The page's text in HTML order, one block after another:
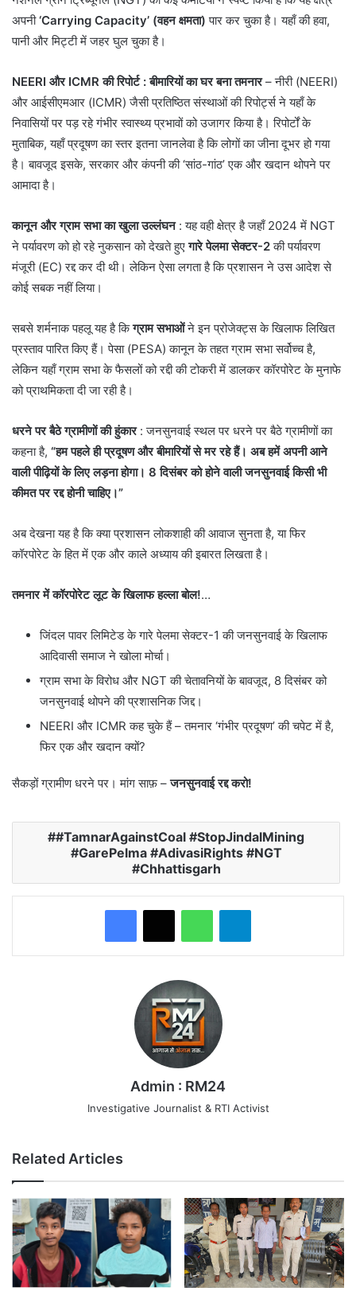
अपनी‘Carrying Capacity’ (वहन क्षमता) पार कर चुका है। यहाँ की हवा,
पानी और मिट्टी में जहर घुल चुका है।
NEERI और ICMR की रिपोर्ट : बीमारियों का घर बना तमनार– नीरी (NEERI)
और आईसीएमआर (ICMR) जैसी प्रतिष्ठित संस्थाओं की रिपोर्ट्स ने यहाँ के
निवासियों पर पड़ रहे गंभीर स्वास्थ्य प्रभावों को उजागर किया है। रिपोर्टों के
मुताबिक, यहाँ प्रदूषण का स्तर इतना जानलेवा है कि लोगों का जीना दूभर हो गया
है। बावजूद इसके, सरकार और कंपनी की ‘सांठ-गांठ’ एक और खदान थोपने पर
आमादा है।
कानून और ग्राम सभा का खुला उल्लंघन: यह वही क्षेत्र है जहाँ 2024 में NGT
ने पर्यावरण को हो रहे नुकसान को देखते हुएगारे पेलमा सेक्टर-2की पर्यावरण
मंजूरी (EC) रद्द कर दी थी। लेकिन ऐसा लगता है कि प्रशासन ने उस आदेश से
कोई सबक नहीं लिया।
​सबसे शर्मनाक पहलू यह है किग्राम सभाओंने इन प्रोजेक्ट्स के खिलाफ लिखित
प्रस्ताव पारित किए हैं। पेसा (PESA) कानून के तहत ग्राम सभा सर्वोच्च है,
लेकिन यहाँ ग्राम सभा के फैसलों को रद्दी की टोकरी में डालकर कॉरपोरेट के मुनाफे
को प्राथमिकता दी जा रही है।
धरने पर बैठे ग्रामीणों की हुंकार: जनसुनवाई स्थल पर धरने पर बैठे ग्रामीणों का
कहना है, “हम पहले ही प्रदूषण और बीमारियों से मर रहे हैं। अब हमें अपनी आने
वाली पीढ़ियों के लिए लड़ना होगा। 8 दिसंबर को होने वाली जनसुनवाई किसी भी
कीमत पर रद्द होनी चाहिए।”
​अब देखना यह है कि क्या प्रशासन लोकशाही की आवाज सुनता है, या फिर
कॉरपोरेट के हित में एक और काले अध्याय की इबारत लिखता है।
तमनार में कॉरपोरेट लूट के खिलाफ हल्ला बोल!…
​जिंदल पावर लिमिटेड के गारे पेलमा सेक्टर-1 की जनसुनवाई के खिलाफ
आदिवासी समाज ने खोला मोर्चा।
ग्राम सभा के विरोध और NGT की चेतावनियों के बावजूद, 8 दिसंबर को
जनसुनवाई थोपने की प्रशासनिक जिद्द।
NEERI और ICMR कह चुके हैं – तमनार ‘गंभीर प्रदूषण’ की चपेट में है,
फिर एक और खदान क्यों?
सैकड़ों ग्रामीण धरने पर। मांग साफ़ –जनसुनवाई रद्द करो!
#TamnarAgainstCoal #StopJindalMining
#GarePelma #AdivasiRights #NGT
#Chhattisgarh
WhatsAppTelegram
Admin : RM24
Investigative Journalist & RTI Activist
Related Articles